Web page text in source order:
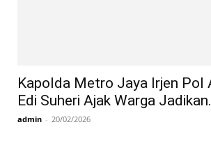
Kapolda Metro Jaya Irjen Pol
Edi Suheri Ajak Warga
admin - 20/02/2026